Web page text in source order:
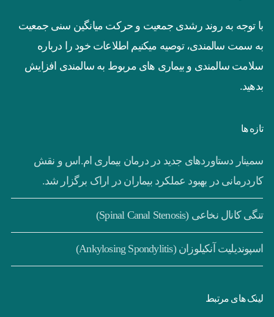
با توجه به روند رشدی جمعیت و حرکت میانگین سنی جمعیت
به سمت سالمندی، توصیه میکنیم اطلاعات خود را درباره
سلامت سالمندی و بیماری های مربوط به سالمندی افزایش
بدهید.
تازه ها
سمینار دستاوردهای جدید در درمان بیماری ام.اس و نقش
کاردرمانی در بهبود عملکرد بیماران در اراک برگزار شد.
تنگی کانال نخاعی (Spinal Canal Stenosis)
اسپوندیلیت آنکیلوزان (Ankylosing Spondylitis)
لینک های مرتبط